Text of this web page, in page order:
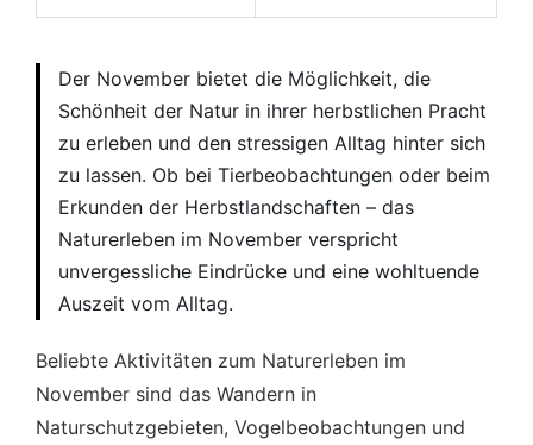
Der November bietet die Möglichkeit, die
Schönheit der Natur in ihrer herbstlichen Pracht
zu erleben und den stressigen Alltag hinter sich
zu lassen. Ob bei Tierbeobachtungen oder beim
Erkunden der Herbstlandschaften – das
Naturerleben im November verspricht
unvergessliche Eindrücke und eine wohltuende
Auszeit vom Alltag.
Beliebte Aktivitäten zum Naturerleben im
November sind das Wandern in
Naturschutzgebieten, Vogelbeobachtungen und